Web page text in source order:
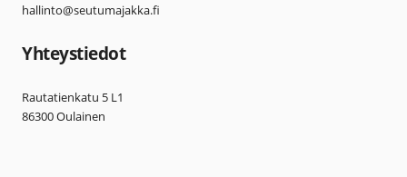
hallinto@seutumajakka.fi
Yhteystiedot
Rautatienkatu 5 L1
86300 Oulainen